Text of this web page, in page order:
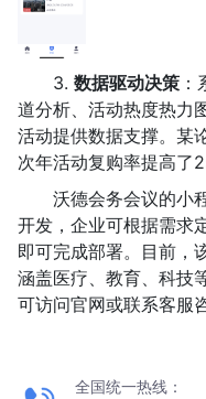
3. 数据驱动决策
道分析、活动热度热力
活动提供数据支撑。某
次年活动复购率提高了
沃德会务会议的小
开发，企业可根据需求
即可完成部署。目前，
涵盖医疗、教育、科技
可访问官网或联系客服
全国统一热线：